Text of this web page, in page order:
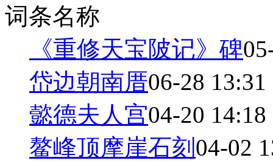
词条名称
《重修天宝陂记》碑
岱边朝南厝06-28 13:31
懿德夫人宫04-20 14:18
鳌峰顶摩崖石刻 04-02